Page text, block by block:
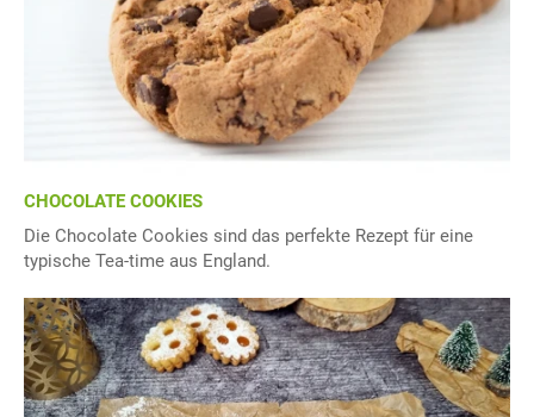
CHOCOLATE COOKIES
Die Chocolate Cookies sind das perfekte Rezept für eine
typische Tea-time aus England.